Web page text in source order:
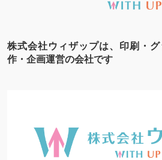
株式会社ウィザップは、印刷・
作・企画運営の会社です